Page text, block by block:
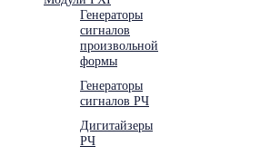
Генераторы
сигналов
произвольной
формы
Генераторы
сигналов РЧ
Дигитайзеры
РЧ